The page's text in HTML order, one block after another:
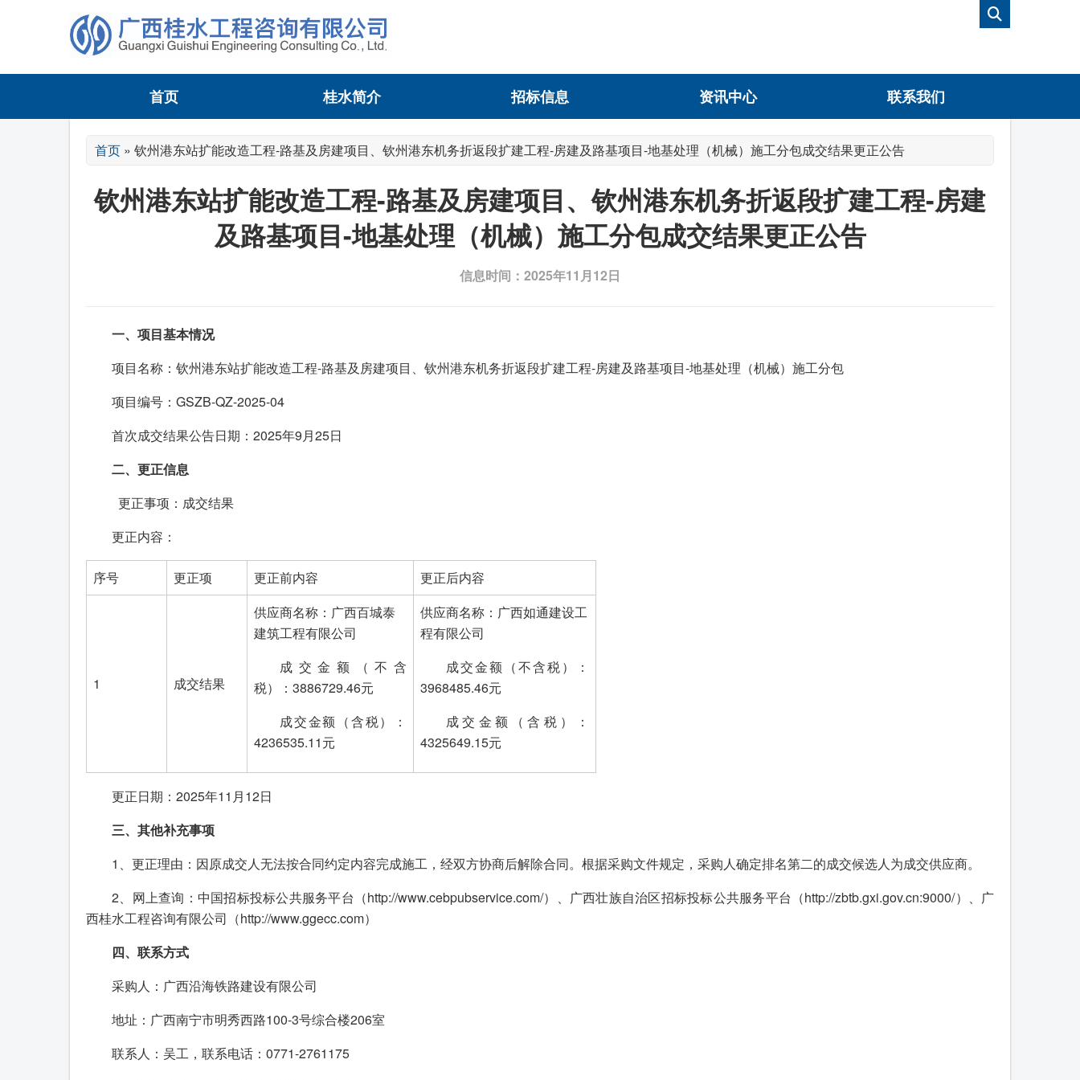
首页 桂水简介 招标信息 资讯中心 联系我们
首页 » 钦州港东站扩能改造工程-路基及房建项目、钦州港东机务折返段扩建工程-房建及路基项目-地基处理（机械）施工分包成交结果更正公告
钦州港东站扩能改造工程-路基及房建项目、钦州港东机务折返段扩建工程-房建
及路基项目-地基处理（机械）施工分包成交结果更正公告
信息时间：2025年11月12日
一、 项目基本情况
项目名称：钦州港东站扩能改造工程-路基及房建项目、钦州港东机务折返段扩建工程-房建及路基项目-地基处理（机械）施工分包
项目编号：GSZB-QZ-2025-04
首次成交结果公告日期：2025年9月25日
二、 更正信息
更正事项：成交结果
更正内容：
序号 更正项 更正前内容 更正后内容
1 成交结果
供应商名称：广西百城泰
建筑工程有限公司
成交金额（不含
税）：3886729.46元
成交金额（含税）：
4236535.11元
供应商名称：广西如通建设工
程有限公司
成交金额（不含税）：
3968485.46元
成交金额（含税）：
4325649.15元
更正日期：2025年11月12日
三、其他补充事项
1、更正理由：因原成交人无法按合同约定内容完成施工，经双方协商后解除合同。根据采购文件规定，采购人确定排名第二的成交候选人为成交供应商。
2、网上查询：中国招标投标公共服务平台（http://www.cebpubservice.com/）、广西壮族自治区招标投标公共服务平台（http://zbtb.gxi.gov.cn:9000/）、广
西桂水工程咨询有限公司（http://www.ggecc.com）
四、 联系方式
采购人：广西沿海铁路建设有限公司
地址：广西南宁市明秀西路100-3号综合楼206室
联系人：吴工，联系电话：0771-2761175